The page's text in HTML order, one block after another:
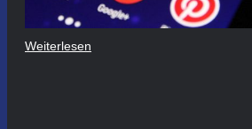
Weiterlesen